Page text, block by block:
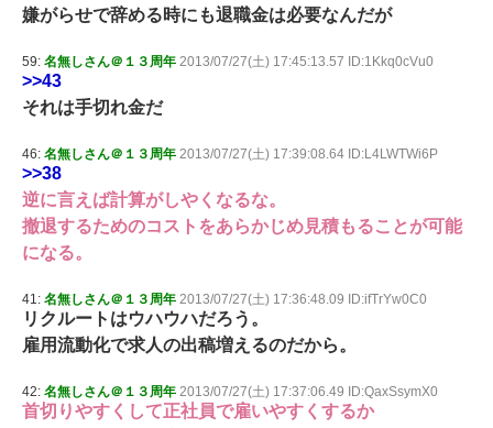
嫌がらせで辞める時にも退職金は必要なんだが
59: 名無しさん＠１３周年 2013/07/27(土) 17:45:13.57 ID:1Kkq0cVu0
>>43
それは手切れ金だ
46: 名無しさん＠１３周年 2013/07/27(土) 17:39:08.64 ID:L4LWTWi6P
>>38
逆に言えば計算がしやくなるな。
撤退するためのコストをあらかじめ見積もることが可能
になる。
41: 名無しさん＠１３周年 2013/07/27(土) 17:36:48.09 ID:ifTrYw0C0
リクルートはウハウハだろう。
雇用流動化で求人の出稿増えるのだから。
42: 名無しさん＠１３周年 2013/07/27(土) 17:37:06.49 ID:QaxSsymX0
首切りやすくして正社員で雇いやすくするか